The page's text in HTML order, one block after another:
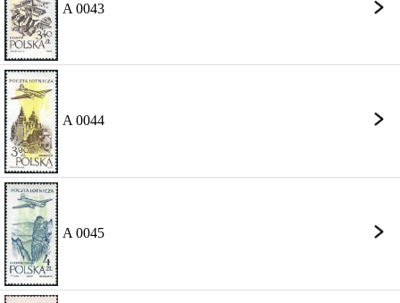
A 0043
A 0044
A 0045